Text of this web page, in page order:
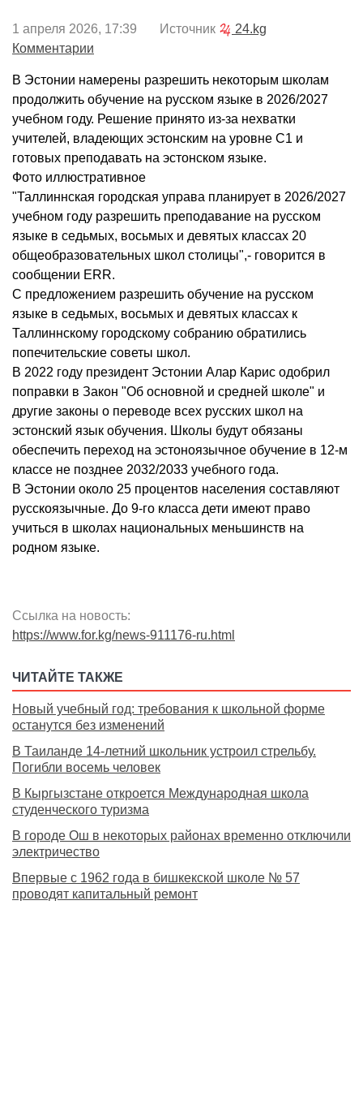
1 апреля 2026, 17:39 Источник
24.kg
Комментарии
В Эстонии намерены разрешить некоторым школам
продолжить обучение на русском языке в 2026/2027
учебном году. Решение принято из-за нехватки
учителей, владеющих эстонским на уровне C1 и
готовых преподавать на эстонском языке.
Фото иллюстративное
"Таллиннская городская управа планирует в 2026/2027
учебном году разрешить преподавание на русском
языке в седьмых, восьмых и девятых классах 20
общеобразовательных школ столицы",- говорится в
сообщении ERR.
С предложением разрешить обучение на русском
языке в седьмых, восьмых и девятых классах к
Таллиннскому городскому собранию обратились
попечительские советы школ.
В 2022 году президент Эстонии Алар Карис одобрил
поправки в Закон "Об основной и средней школе" и
другие законы о переводе всех русских школ на
эстонский язык обучения. Школы будут обязаны
обеспечить переход на эстоноязычное обучение в 12-м
классе не позднее 2032/2033 учебного года.
В Эстонии около 25 процентов населения составляют
русскоязычные. До 9-го класса дети имеют право
учиться в школах национальных меньшинств на
родном языке.
Ссылка на новость:
https://www.for.kg/news-911176-ru.html
ЧИТАЙТЕ ТАКЖЕ
Новый учебный год: требования к школьной форме
останутся без изменений
В Таиланде 14-летний школьник устроил стрельбу.
Погибли восемь человек
В Кыргызстане откроется Международная школа
студенческого туризма
В городе Ош в некоторых районах временно отключили
электричество
Впервые с 1962 года в бишкекской школе № 57
проводят капитальный ремонт